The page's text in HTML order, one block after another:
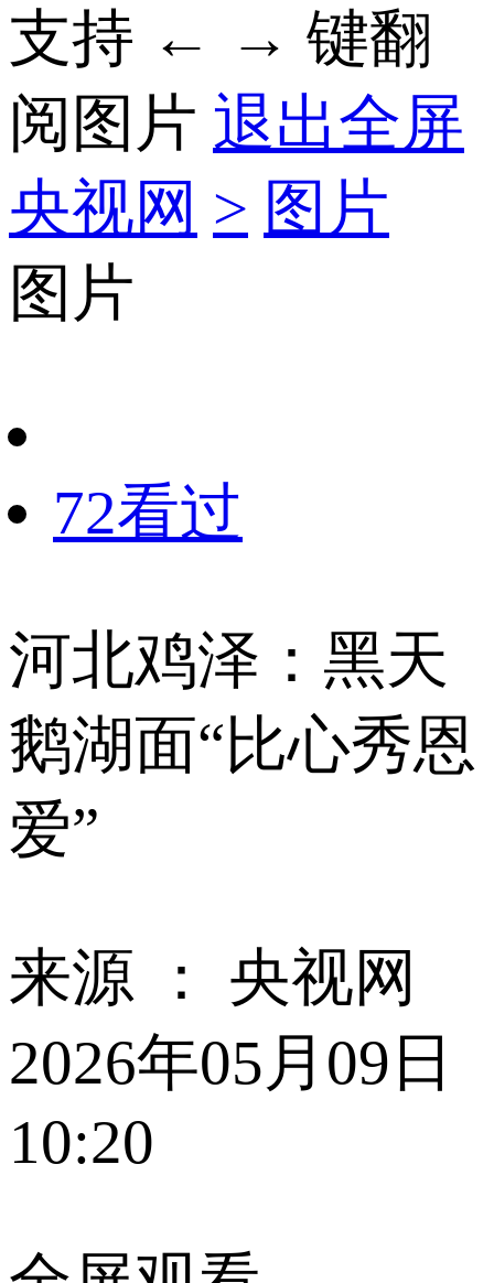
支持 ← → 键翻
阅图片 退出全屏
央视网 > 图片
图片
72看过
河北鸡泽：黑天
鹅湖面“比心秀恩
爱”
来源 ： 央视网
2026年05月09日
10:20